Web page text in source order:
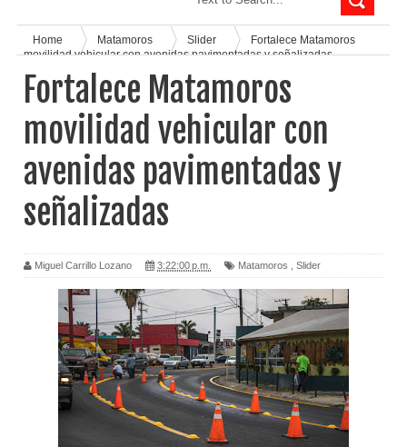
Home Matamoros Slider
Fortalece Matamoros
movilidad vehicular con avenidas pavimentadas y señalizadas
Fortalece Matamoros
movilidad vehicular con
avenidas pavimentadas y
señalizadas
Miguel Carrillo Lozano 3:22:00 p.m. Matamoros Slider